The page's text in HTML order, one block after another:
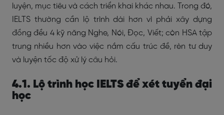
luyện, mục tiêu và cách triển khai khác nhau. Trong đó,
IELTS thường cần lộ trình dài hơn vì phải xây dựng
đồng đều 4 kỹ năng Nghe, Nói, Đọc, Viết; còn HSA tập
trung nhiều hơn vào việc nắm cấu trúc đề, rèn tư duy
và luyện tốc độ xử lý câu hỏi.
4.1. Lộ trình học IELTS để xét tuyển đại
học